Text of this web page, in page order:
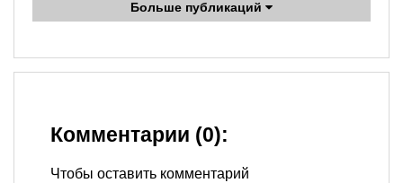
Больше публикаций
Комментарии (0):
Чтобы оставить комментарий